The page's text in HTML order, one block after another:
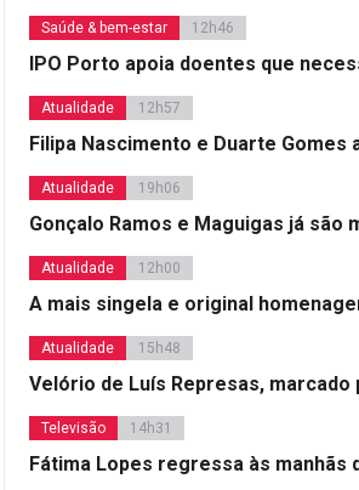
Saúde & bem-estar 12h46
IPO Porto apoia doentes que
Atualidade 12h57
Filipa Nascimento e Duarte Gomes
Atualidade 19h06
Gonçalo Ramos e Maguigas já são
Atualidade 12h00
A mais singela e original
Atualidade 15h48
Velório de Luís Represas,
Televisão 14h31
Fátima Lopes regressa às manhãs